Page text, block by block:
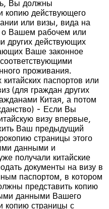
Вы должны
копию действующего
или визы, вида на
о Вашем рабочем или
других действующих
Ваше законное
проживания.
паспортов или
(для граждан других
Китая, а потом
- Если Вы
визу впервые,
Ваш предыдущий
страницы этого
данными и
получали китайские
документы на визу в
паспортом, в котором
представить копию
данными Вашего
копию страницы с